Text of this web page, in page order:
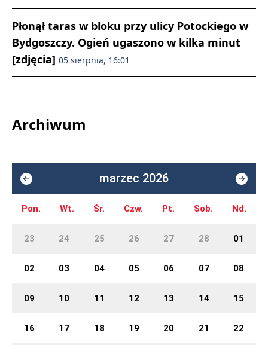
Płonął taras w bloku przy ulicy Potockiego w
Bydgoszczy. Ogień ugaszono w kilka minut
[zdjęcia] 05 sierpnia, 16:01
Archiwum
marzec 2026
Pon. Wt. Śr. Czw. Pt. Sob. Nd.
23 24 25 26 27 28 01
02 03 04 05 06 07 08
09 10 11 12 13 14 15
16 17 18 19 20 21 22